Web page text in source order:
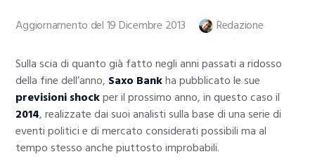
Aggiornamento del 19 Dicembre 2013 Redazione
Sulla scia di quanto già fatto negli anni passati a ridosso
della fine dell’anno, Saxo Bankha pubblicato le sue
previsioni shockper il prossimo anno, in questo caso il
2014, realizzate dai suoi analisti sulla base di una serie di
eventi politici e di mercato considerati possibili ma al
tempo stesso anche piuttosto improbabili.